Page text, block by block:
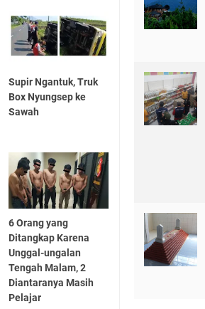
Supir Ngantuk, Truk
Box Nyungsep ke
Sawah
6 Orang yang
Ditangkap Karena
Unggal-ungalan
Tengah Malam, 2
Diantaranya Masih
Pelajar